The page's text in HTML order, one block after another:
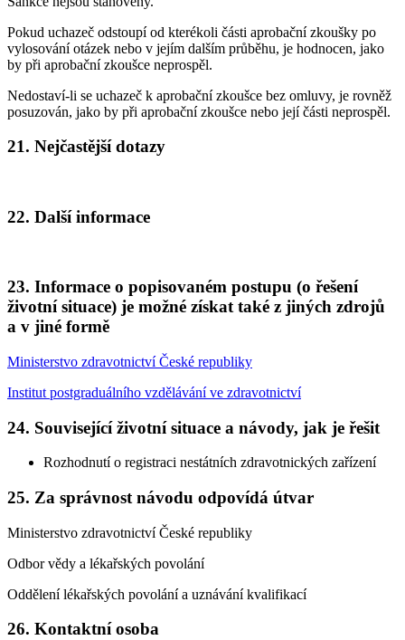
Pokud uchazeč odstoupí od kterékoli části aprobační zkoušky po
vylosování otázek nebo v jejím dalším průběhu, je hodnocen, jako
by při aprobační zkoušce neprospěl.
Nedostaví-li se uchazeč k aprobační zkoušce bez omluvy, je rovněž
posuzován, jako by při aprobační zkoušce nebo její části neprospěl.
21. Nejčastější dotazy
22. Další informace
23. Informace o popisovaném postupu (o řešení
životní situace) je možné získat také z jiných zdrojů
a v jiné formě
Ministerstvo zdravotnictví České republiky
Institut postgraduálního vzdělávání ve zdravotnictví
24. Související životní situace a návody, jak je řešit
Rozhodnutí o registraci nestátních zdravotnických zařízení
25. Za správnost návodu odpovídá útvar
Ministerstvo zdravotnictví České republiky
Odbor vědy a lékařských povolání
Oddělení lékařských povolání a uznávání kvalifikací
26. Kontaktní osoba